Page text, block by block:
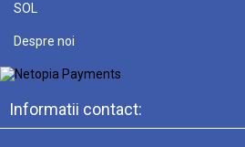
SOL
Despre noi
Informatii contact: